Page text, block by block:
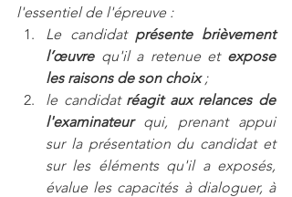
l'essentiel de l'épreuve :
Le candidat présente brièvement
l’œuvre qu'il a retenue et expose
les raisons de son choix ;
le candidat réagit aux relances de
l'examinateur qui, prenant appui
sur la présentation du candidat et
sur les éléments qu'il a exposés,
évalue les capacités à dialoguer, à